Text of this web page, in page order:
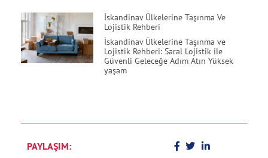
İskandinav Ülkelerine Taşınma Ve
Lojistik Rehberi
İskandinav Ülkelerine Taşınma ve
Lojistik Rehberi: Saral Lojistik ile
Güvenli Geleceğe Adım Atın Yüksek
yaşam
PAYLAŞIM: